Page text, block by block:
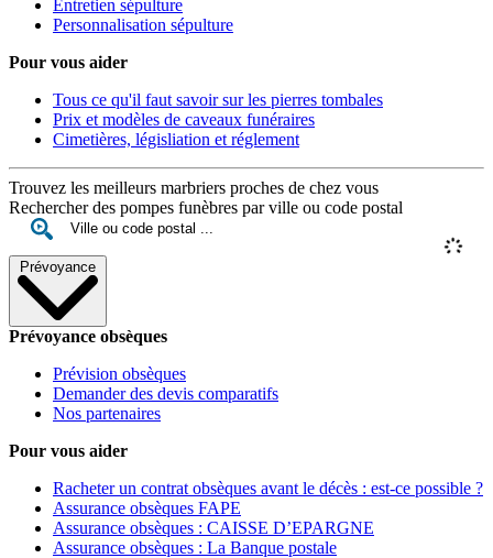
Entretien sépulture
Personnalisation sépulture
Pour vous aider
Tous ce qu'il faut savoir sur les pierres tombales
Prix et modèles de caveaux funéraires
Cimetières, législiation et réglement
Trouvez les meilleurs marbriers proches de chez vous
Rechercher des pompes funèbres par ville ou code postal
Prévoyance
Prévoyance obsèques
Prévision obsèques
Demander des devis comparatifs
Nos partenaires
Pour vous aider
Racheter un contrat obsèques avant le décès : est-ce possible ?
Assurance obsèques FAPE
Assurance obsèques : CAISSE D’EPARGNE
Assurance obsèques : La Banque postale